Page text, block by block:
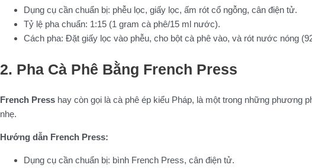
Dụng cụ cần chuẩn bị: phễu lọc, giấy lọc, ấm rót cổ ngỗng, cân điện tử.
Tỷ lệ pha chuẩn: 1:15 (1 gram cà phê/15 ml nước).
Cách pha: Đặt giấy lọc vào phễu, cho bột cà phê vào, và rót nước nóng
2. Pha Cà Phê Bằng French Press
French Press hay còn gọi là cà phê ép kiểu Pháp, là một trong những phương
nhẹ.
Hướng dẫn French Press:
Dụng cụ cần chuẩn bị: bình French Press, cân điện tử.